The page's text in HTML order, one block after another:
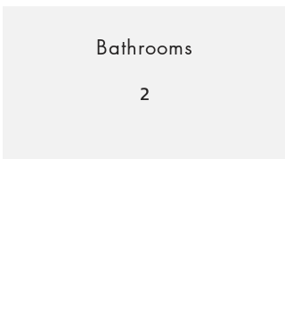
Bathrooms
2